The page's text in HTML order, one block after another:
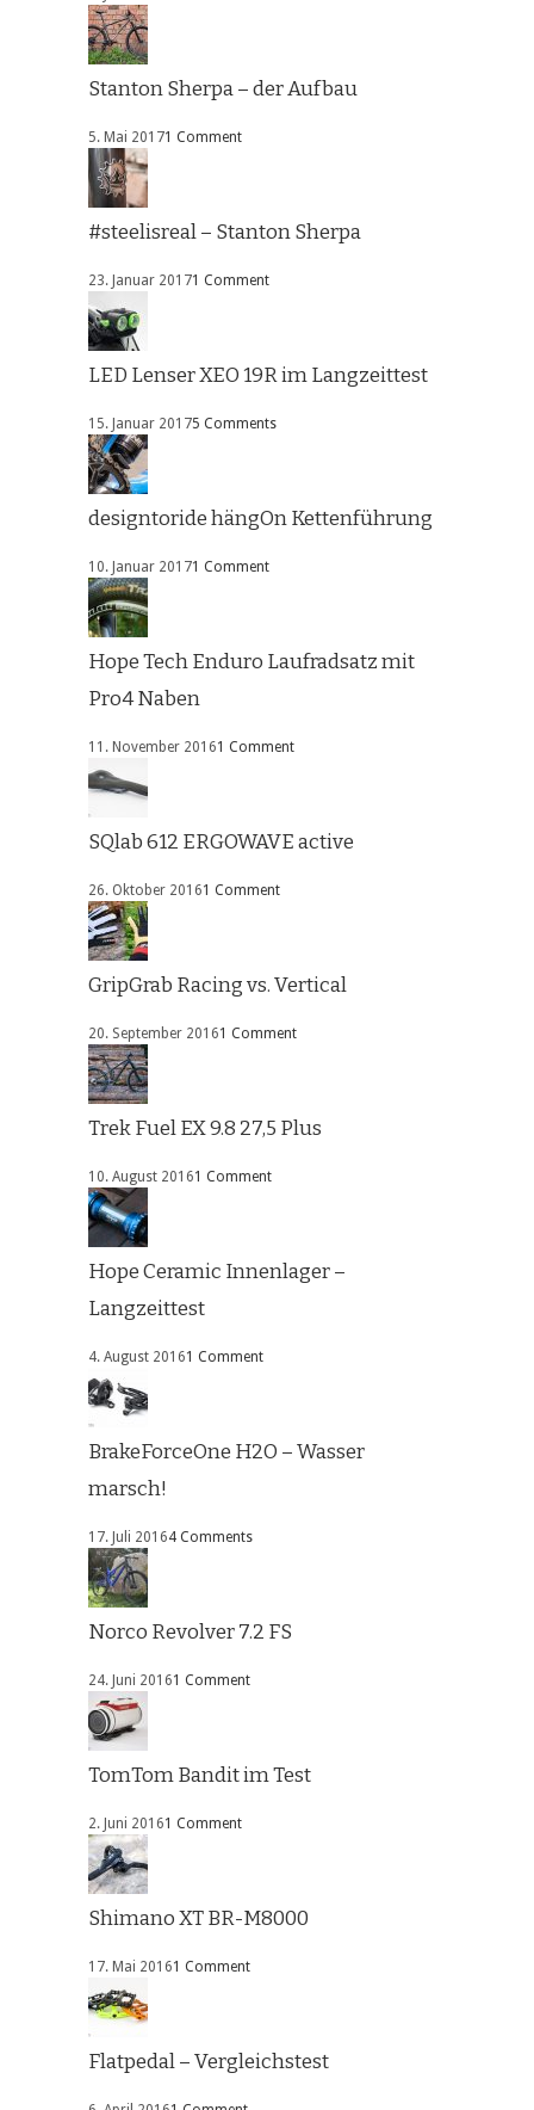
Stanton Sherpa – der Aufbau
5. Mai 20171 Comment
#steelisreal – Stanton Sherpa
23. Januar 20171 Comment
LED Lenser XEO 19R im Langzeittest
15. Januar 20175 Comments
designtoride hängOn Kettenführung
10. Januar 20171 Comment
Hope Tech Enduro Laufradsatz mit
Pro4 Naben
11. November 20161 Comment
SQlab 612 ERGOWAVE active
26. Oktober 20161 Comment
GripGrab Racing vs. Vertical
20. September 20161 Comment
Trek Fuel EX 9.8 27,5 Plus
10. August 20161 Comment
Hope Ceramic Innenlager –
Langzeittest
4. August 20161 Comment
BrakeForceOne H2O – Wasser
marsch!
17. Juli 20164 Comments
Norco Revolver 7.2 FS
24. Juni 20161 Comment
TomTom Bandit im Test
2. Juni 20161 Comment
Shimano XT BR-M8000
17. Mai 20161 Comment
Flatpedal – Vergleichstest